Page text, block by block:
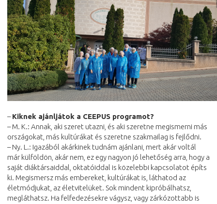
–Kiknek ajánljátok a CEEPUS programot?
– M. K.: Annak, aki szeret utazni, és aki szeretne megismerni más
országokat, más kultúrákat és szeretne szakmailag is fejlődni.
– Ny. L.: Igazából akárkinek tudnám ajánlani, mert akár voltál
már külföldön, akár nem, ez egy nagyon jó lehetőség arra, hogy a
saját diáktársaiddal, oktatóiddal is közelebbi kapcsolatot építs
ki. Megismersz más embereket, kultúrákat is, láthatod az
életmódjukat, az életvitelüket. Sok mindent kipróbálhatsz,
megláthatsz. Ha felfedezésekre vágysz, vagy zárkózottabb is